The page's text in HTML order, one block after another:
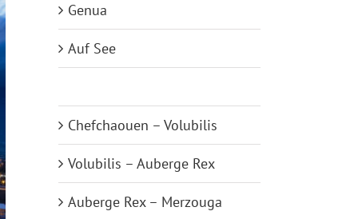
Genua
Auf See
Chefchaouen – Volubilis
Volubilis – Auberge Rex
Auberge Rex – Merzouga